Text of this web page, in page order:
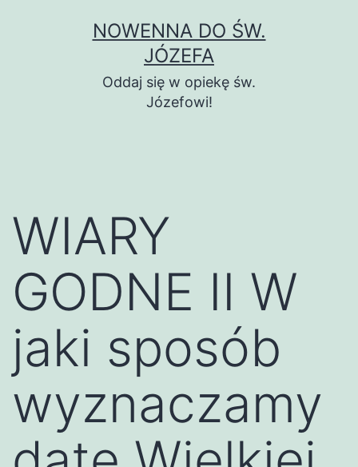
NOWENNA DO ŚW.
JÓZEFA
Oddaj się w opiekę św.
Józefowi!
WIARY
GODNE II W
jaki sposób
wyznaczamy